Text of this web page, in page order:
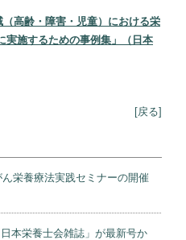
高齢・障害・児童）における栄
実施するための事例集」（日本
[戻る]
ん栄養療法実践セミナーの開催
本栄養士会雑誌」が最新号か